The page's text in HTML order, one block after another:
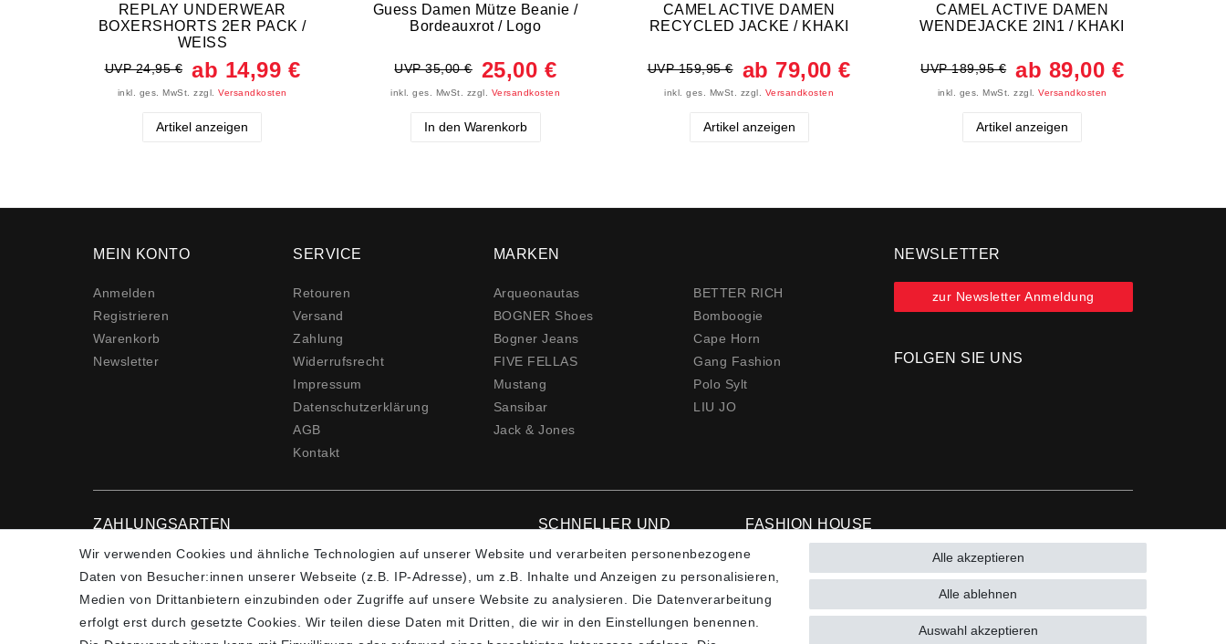
REPLAY UNDERWEAR
BOXERSHORTS 2ER PACK /
WEISS
UVP 24,95 € ab 14,99 €
inkl. ges. MwSt. zzgl.Versandkosten
Artikel anzeigen
Guess Damen Mütze Beanie /
Bordeauxrot / Logo
UVP 35,00 € 25,00 €
inkl. ges. MwSt. zzgl. Versandkosten
In den Warenkorb
CAMEL ACTIVE DAMEN
RECYCLED JACKE / KHAKI
UVP 159,95 € ab 79,00 €
inkl. ges. MwSt. zzgl. Versandkosten
Artikel anzeigen
CAMEL ACTIVE DAMEN
WENDEJACKE 2IN1 / KHAKI
UVP 189,95 € ab 89,00 €
inkl. ges. MwSt. zzgl.Versandkosten
Artikel anzeigen
MEIN KONTO
Anmelden
Registrieren
Warenkorb
Newsletter
SERVICE
Retouren
Versand
Zahlung
Widerrufs­recht
Impressum
Daten­schutz­erklärung
AGB
Kontakt
MARKEN
Arqueonautas
BOGNER Shoes
Bogner Jeans
FIVE FELLAS
Mustang
Sansibar
Jack & Jones
BETTER RICH
Bomboogie
Cape Horn
Gang Fashion
Polo Sylt
LIU JO
NEWSLETTER
zur Newsletter Anmeldung
FOLGEN SIE UNS
ZAHLUNGSARTEN
SCHNELLER UND
VERSAND**
FASHION HOUSE
Hotline: +49 (0)15223993771 (Mo. bis Fr. 10 - 16 Uhr)
Wir verwenden Cookies und ähnliche Technologien auf unserer Website und verarbeiten personenbezogene
Daten von Besucher:innen unserer Webseite (z.B. IP-Adresse), um z.B. Inhalte und Anzeigen zu personalisieren,
Medien von Drittanbietern einzubinden oder Zugriffe auf unsere Website zu analysieren. Die Datenverarbeitung
erfolgt erst durch gesetzte Cookies. Wir teilen diese Daten mit Dritten, die wir in den Einstellungen benennen.
Alle akzeptieren
Alle ablehnen
Auswahl akzeptieren